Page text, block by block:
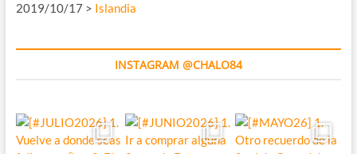
2019/10/17 > Islandia
INSTAGRAM @CHALO84